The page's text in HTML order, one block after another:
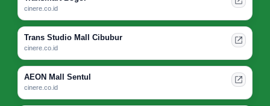
cinere.co.id
Trans Studio Mall Cibubur
cinere.co.id
AEON Mall Sentul
cinere.co.id